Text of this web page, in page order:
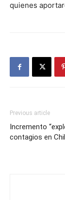
quienes
Previous article
Incremento
contagios en